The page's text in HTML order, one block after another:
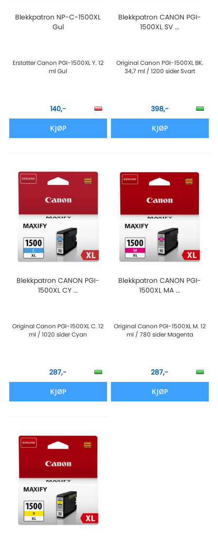
Blekkpatron NP-C-1500XL
Gul
Erstatter Canon PGI-1500XL Y. 12
ml Gul
140,-
KJØP
Blekkpatron CANON PGI-
1500XL SV ...
Original Canon PGI-1500XL BK.
34,7 ml / 1200 sider Svart
398,-
KJØP
Blekkpatron CANON PGI-
1500XL CY ...
Original Canon PGI-1500XL C. 12
ml / 1020 sider Cyan
287,-
KJØP
Blekkpatron CANON PGI-
1500XL MA ...
Original Canon PGI-1500XL M. 12
ml / 780 sider Magenta
287,-
KJØP